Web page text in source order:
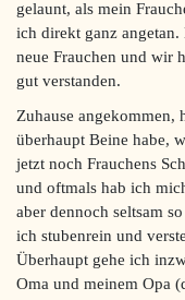
gelaunt, als mein
ich direkt ganz
neue Frauchen und wir
gut verstanden.
Zuhause angekommen,
überhaupt Beine habe,
jetzt noch Frauchens
und oftmals hab ich
aber dennoch seltsam
ich stubenrein und
Überhaupt gehe ich
Oma und meinem Opa